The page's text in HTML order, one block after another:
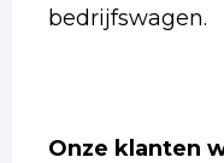
bedrijfswagen.
Onze klanten